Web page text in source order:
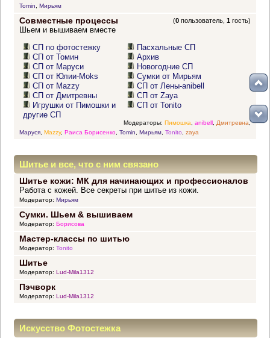
Tomin
Мирьям
Совместные процессы (0 пользователь,1 гость)
Шьем и вышиваем вместе
СП по фотостежку
СП от Томин
СП от Маруси
СП от Юлии-Moks
СП от Mazzy
СП от Дмитревны
Игрушки от Пимошки и
другие СП
Пасхальные СП
Архив
Новогодние СП
Сумки от Мирьям
СП от Лены-anibell
СП от Zaya
СП от Tonito
Модераторы: Пимошка anibell, Дмитревна,
Маруся, Mazzy, Раиса Борисенко, Tomin Мирьям, Tonito zaya
Шитье и все, что с ним связано
Шитье кожи: МК для начинающих и профессионалов
Работа с кожей. Все секреты при шитье из кожи.
Модератор: Мирьям
Сумки. Шьем & вышиваем
Модератор: Борисова
Мастер-классы по шитью
Модератор: Tonito
Шитье
Модератор: Lud-Mila1312
Пэчворк
Модератор: Lud-Mila1312
Искусство Фотостежка